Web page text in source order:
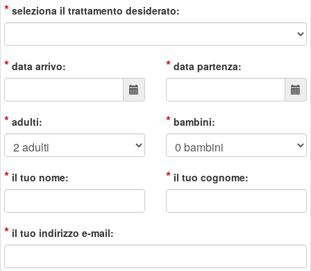
* seleziona il trattamento desiderato:
* data arrivo: * data partenza:
* adulti: * bambini:
* il tuo nome: * il tuo cognome:
* il tuo indirizzo e-mail: